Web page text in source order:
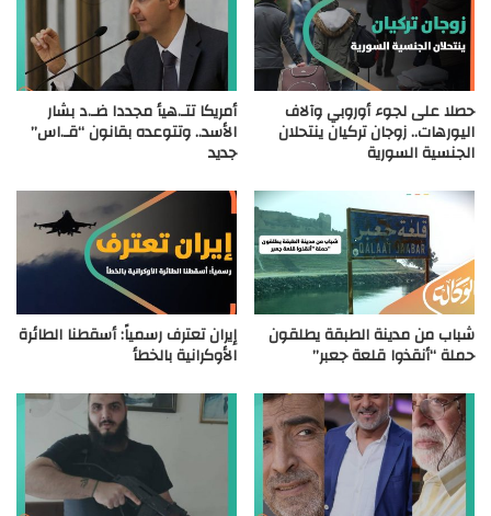
حصلا على لجوء أوروبي وآلاف
اليورهات.. زوجان تركيان ينتحلان
الجنسية السورية
أمريكا تتـ.هيأ مجددا ضـ.د بشار
الأسد.. وتتوعده بقانون “قـ.اس”
جديد
شباب من مدينة الطبقة يطلقون
حملة “أنقذوا قلعة جعبر”
إيران تعترف رسمياً: أسقطنا الطائرة
الأوكرانية بالخطأ